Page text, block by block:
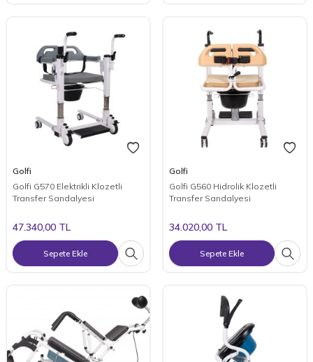
Golfi
Golfi G570 Elektrikli Klozetli
Transfer Sandalyesi
47.340,00 TL
Sepete Ekle
Golfi
Golfi G560 Hidrolik Klozetli
Transfer Sandalyesi
34.020,00 TL
Sepete Ekle